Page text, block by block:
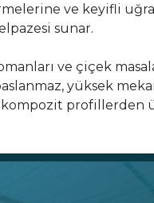
ve keyifli
sunar.
ve çiçek
yüksek
kompozit profillerden